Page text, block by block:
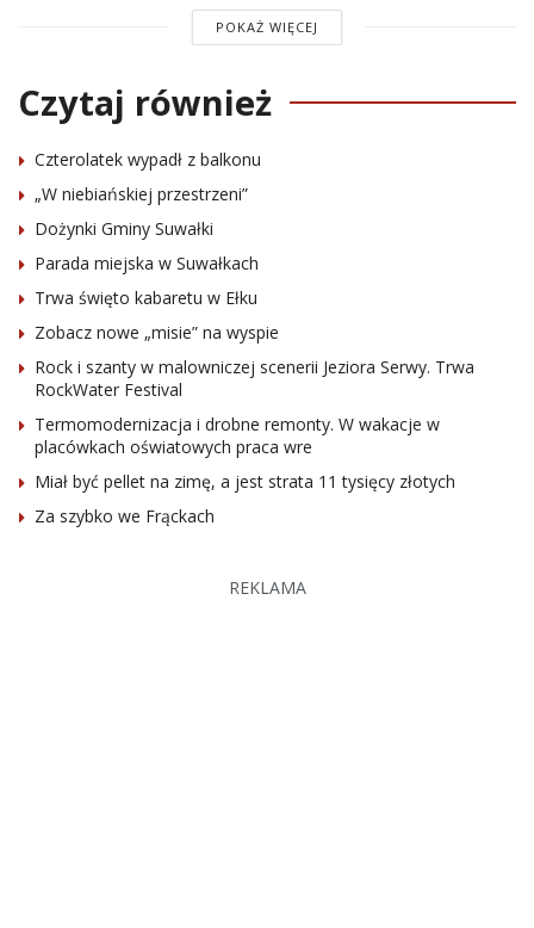
POKAŻ WIĘCEJ
Czytaj również
Czterolatek wypadł z balkonu
„W niebiańskiej przestrzeni”
Dożynki Gminy Suwałki
Parada miejska w Suwałkach
Trwa święto kabaretu w Ełku
Zobacz nowe „misie” na wyspie
Rock i szanty w malowniczej scenerii Jeziora Serwy. Trwa
RockWater Festival
Termomodernizacja i drobne remonty. W wakacje w
placówkach oświatowych praca wre
Miał być pellet na zimę, a jest strata 11 tysięcy złotych
Za szybko we Frąckach
REKLAMA